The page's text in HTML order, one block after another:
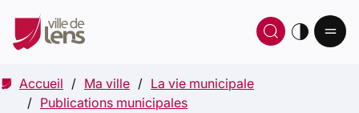
Ouvrir
Accueil Ma ville
La vie municipale
Publications municipales